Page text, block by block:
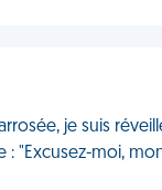
je suis
"Excusez-moi,